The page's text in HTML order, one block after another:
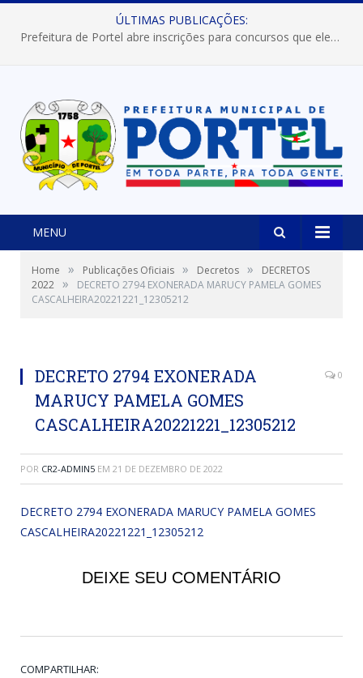
ÚLTIMAS PUBLICAÇÕES:
Prefeitura de Portel abre inscrições para concursos que elegerão os destaques do Verão 2026
MENU
Home » Publicações Oficiais » Decretos »
DECRETOS
2022 »
DECRETO 2794 EXONERADA MARUCY PAMELA GOMES
CASCALHEIRA20221221_12305212
DECRETO 2794 EXONERADA
MARUCY PAMELA GOMES
CASCALHEIRA20221221_12305212
0
POR CR2-ADMIN5 EM 21 DE DEZEMBRO DE 2022
DECRETO 2794 EXONERADA MARUCY PAMELA GOMES
CASCALHEIRA20221221_12305212
DEIXE SEU COMENTÁRIO
COMPARTILHAR: